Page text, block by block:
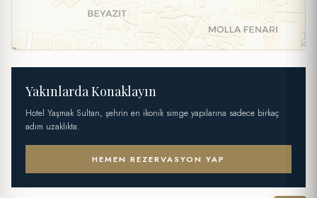
Yakınlarda Konaklayın
Hotel Yaşmak Sultan, şehrin en ikonik simge yapılarına sadece birkaç
adım uzaklıkta.
HEMEN REZERVASYON YAP